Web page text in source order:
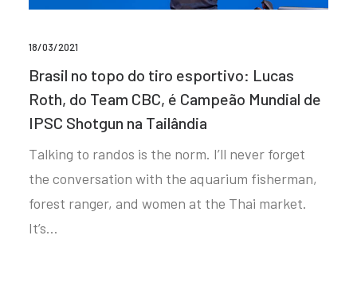
18/03/2021
Brasil no topo do tiro esportivo: Lucas
Roth, do Team CBC, é Campeão Mundial de
IPSC Shotgun na Tailândia
Talking to randos is the norm. I’ll never forget
the conversation with the aquarium fisherman,
forest ranger, and women at the Thai market.
It’s…